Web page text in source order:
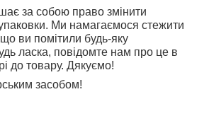
за собою право змінити
Ми намагаємося стежити
ви помітили будь-яку
ласка, повідомте нам про це в
до товару. Дякуємо!
засобом!